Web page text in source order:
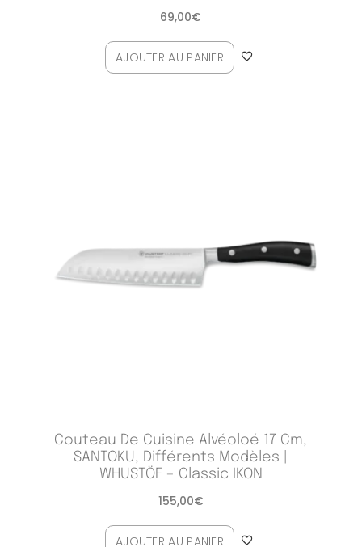
69,00€
AJOUTER AU PANIER
Couteau De Cuisine Alvéoloé 17 Cm,
SANTOKU, Différents Modèles |
WHUSTÖF – Classic IKON
155,00€
AJOUTER AU PANIER